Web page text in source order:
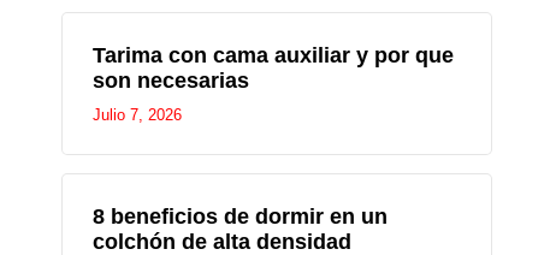
Tarima con cama auxiliar y por que
son necesarias
Julio 7, 2026
8 beneficios de dormir en un
colchón de alta densidad